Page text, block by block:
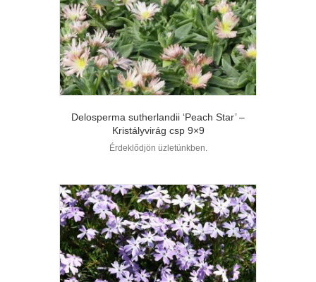
Delosperma sutherlandii ‘Peach Star’ –
Kristályvirág csp 9×9
Érdeklődjön üzletünkben.